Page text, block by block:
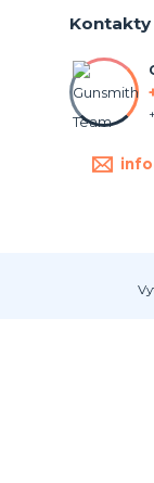
Kontakty